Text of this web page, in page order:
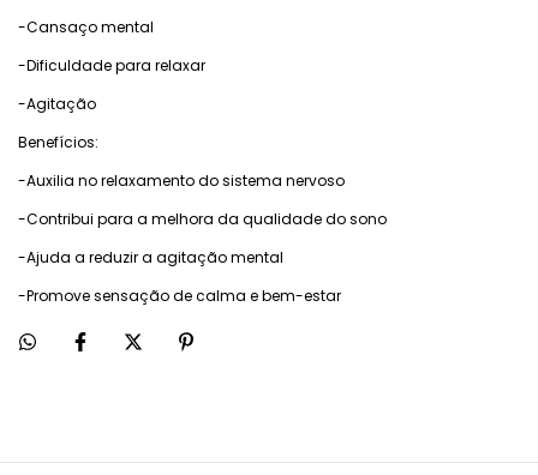
-Cansaço mental
-Dificuldade para relaxar
-Agitação
Benefícios:
-Auxilia no relaxamento do sistema nervoso
-Contribui para a melhora da qualidade do sono
-Ajuda a reduzir a agitação mental
-Promove sensação de calma e bem-estar